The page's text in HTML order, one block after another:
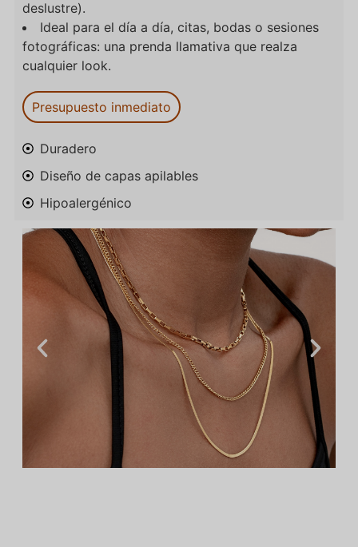
deslustre).
Ideal para el día a día, citas, bodas o sesiones
fotográficas: una prenda llamativa que realza
cualquier look.
Presupuesto inmediato
Duradero
Diseño de capas apilables
Hipoalergénico